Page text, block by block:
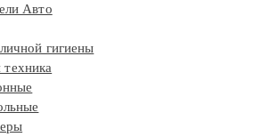
Авто
гигиены